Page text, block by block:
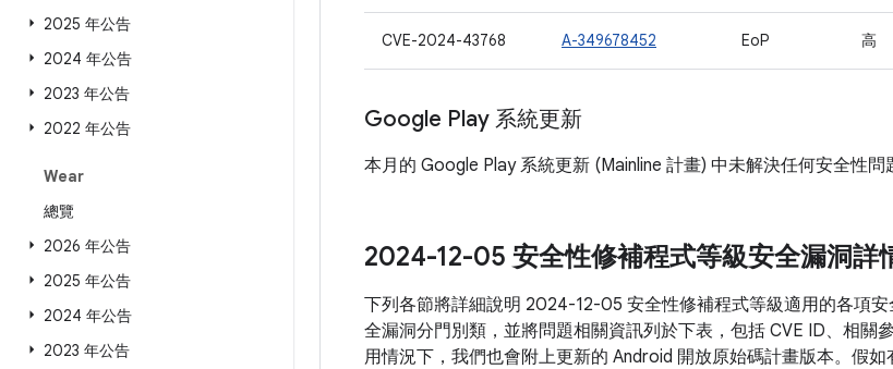
2025 年公告
2024 年公告
2023 年公告
2022 年公告
Wear
總覽
2026 年公告
2025 年公告
2024 年公告
2023 年公告
CVE-2024-43768 A-349678452 EoP 高
Google Play 系統更新
本月的 Google Play 系統更新 (Mainline 計畫) 中未解決任何安全性問
2024-12-05 安全性修補程式等級安全漏洞詳
下列各節將詳細說明 2024-12-05 安全性修補程式等級適用的各項
全漏洞分門別類，並將問題相關資訊列於下表，包括 CVE ID、相關參
用情況下，我們也會附上更新的 Android 開放原始碼計畫版本。假